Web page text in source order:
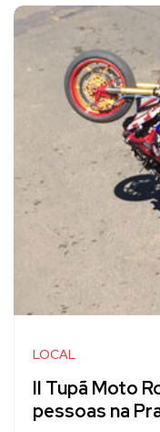
LOCAL
II Tupã Moto
pessoas na